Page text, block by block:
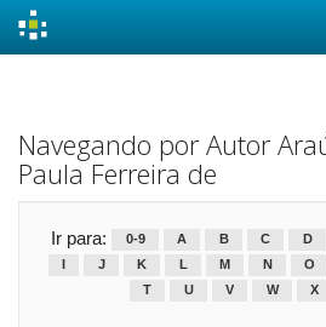
Navegando por Autor
Paula Ferreira de
Ir para: 0-9 A B C D
J K L M N O
T
U V W X